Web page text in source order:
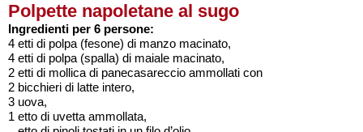
Polpette napoletane al sugo
Ingredienti per 6 persone:
4 etti di polpa (fesone) di manzo macinato,
4 etti di polpa (spalla) di maiale macinato,
2 etti di mollica di panecasareccio ammollati con
2 bicchieri di latte intero,
3 uova,
1 etto di uvetta ammollata,